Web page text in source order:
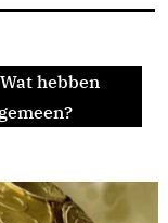
Wat hebben